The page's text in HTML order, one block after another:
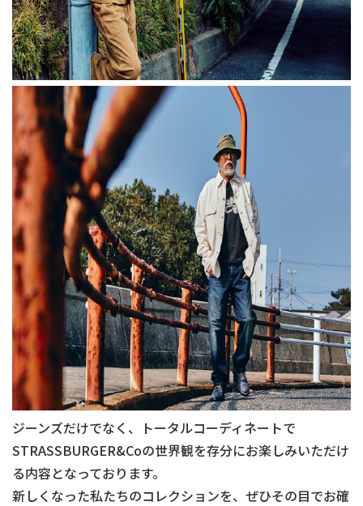
ジーンズだけでなく、トータルコーディネートで
STRASSBURGER&Coの世界観を存分にお楽しみいただけ
る内容となっております。
新しくなった私たちのコレクションを、ぜひその目でお確